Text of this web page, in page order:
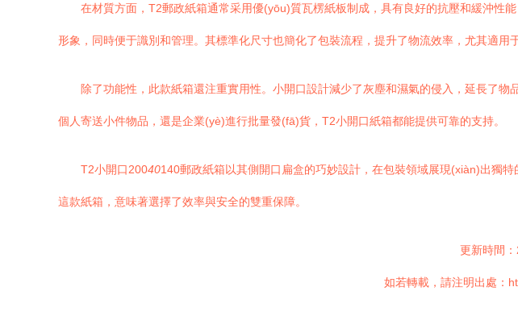
在材質方面，T2郵政紙箱通常采用優(yōu)質瓦楞紙板制成，具有良好的抗壓和緩沖性
形象，同時便于識別和管理。其標準化尺寸也簡化了包裝流程，提升了物流效率，尤其適用
除了功能性，此款紙箱還注重實用性。小開口設計減少了灰塵和濕氣的侵入，延長了
個人寄送小件物品，還是企業(yè)進行批量發(fā)貨，T2小開口紙箱都能提供可靠的支持。
T2小開口20040140郵政紙箱以其側開口扁盒的巧妙設計，在包裝領域展現(xiàn)出獨
這款紙箱，意味著選擇了效率與安全的雙重保障。
更新時間
如若轉載，請注明出處：